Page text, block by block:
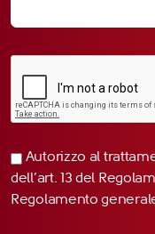
Autorizzo al
dell’art. 13 del
Regolamento